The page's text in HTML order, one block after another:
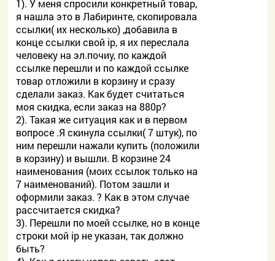
1). У меня спросили конкретный товар,
я нашла это в Лабиринте, скопировала
ссылки( их несколько) ,добавила в
конце ссылки свой ip, я их переслала
человеку на эл.почиу, по каждой
ссылке перешли и по каждой ссылке
товар отложили в корзину и сразу
сделали заказ. Как будет считаться
моя скидка, если заказ на 880р?
2). Такая же ситуация как и в первом
вопросе .Я скинула ссылки( 7 штук), по
ним перешли нажали купить (положили
в корзину) и вышли. В корзине 24
наименования (моих ссылок только на
7 наименований). Потом зашли и
оформили заказ. ? Как в этом случае
рассчитается скидка?
3). Перешли по моей ссылке, но в конце
строки мой ip не указан, так должно
быть?